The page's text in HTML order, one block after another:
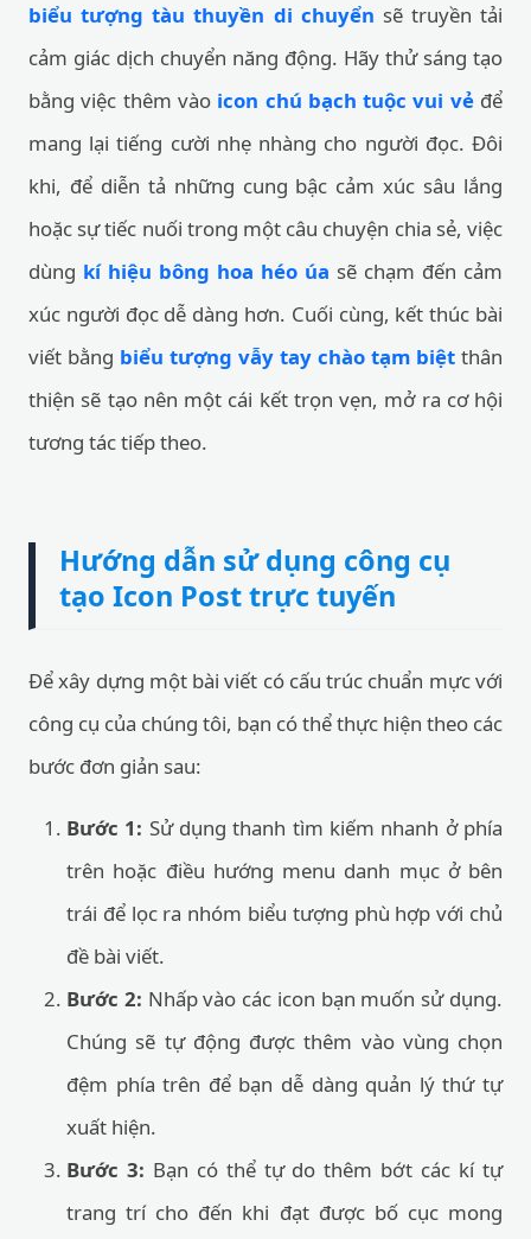
biểu tượng tàu thuyền di chuyển sẽ truyền tải
cảm giác dịch chuyển năng động. Hãy thử sáng tạo
bằng việc thêm vào icon chú bạch tuộc vui vẻđể
mang lại tiếng cười nhẹ nhàng cho người đọc. Đôi
khi, để diễn tả những cung bậc cảm xúc sâu lắng
hoặc sự tiếc nuối trong một câu chuyện chia sẻ, việc
dùng kí hiệu bông hoa héo úa sẽ chạm đến cảm
xúc người đọc dễ dàng hơn. Cuối cùng, kết thúc bài
viết bằng biểu tượng vẫy tay chào tạm biệt thân
thiện sẽ tạo nên một cái kết trọn vẹn, mở ra cơ hội
tương tác tiếp theo.
Hướng dẫn sử dụng công cụ
tạo Icon Post trực tuyến
Để xây dựng một bài viết có cấu trúc chuẩn mực với
công cụ của chúng tôi, bạn có thể thực hiện theo các
bước đơn giản sau:
Bước 1: Sử dụng thanh tìm kiếm nhanh ở phía
trên hoặc điều hướng menu danh mục ở bên
trái để lọc ra nhóm biểu tượng phù hợp với chủ
đề bài viết.
Bước 2: Nhấp vào các icon bạn muốn sử dụng.
Chúng sẽ tự động được thêm vào vùng chọn
đệm phía trên để bạn dễ dàng quản lý thứ tự
xuất hiện.
Bước 3: Bạn có thể tự do thêm bớt các kí tự
trang trí cho đến khi đạt được bố cục mong